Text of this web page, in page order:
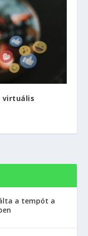
virtuális
a tempót a